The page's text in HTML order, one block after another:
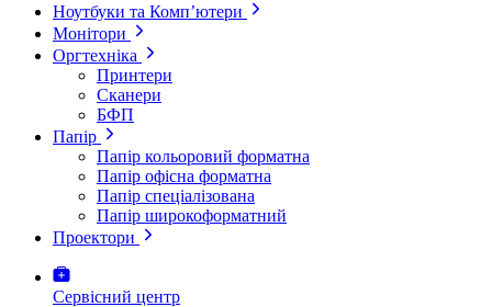
Ноутбуки та Комп’ютери
Монітори
Оргтехніка
Принтери
Сканери
БФП
Папір
Папір кольоровий форматна
Папір офісна форматна
Папір спеціалізована
Папір широкоформатний
Проектори
Сервісний центр